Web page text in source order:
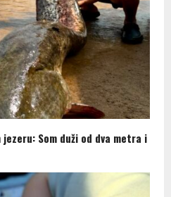
Som duži od dva metra i